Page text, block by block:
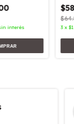
interés 3 x